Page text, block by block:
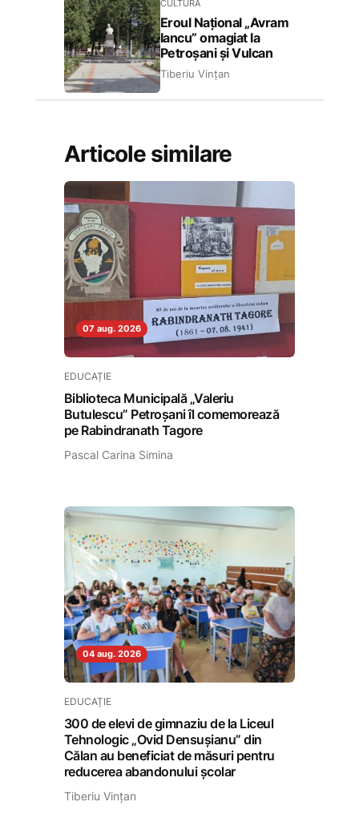
CULTURĂ
Eroul Național „Avram
Iancu” omagiat la
Petroșani și Vulcan
Tiberiu Vințan
Articole similare
07 aug. 2026
EDUCAȚIE
Biblioteca Municipală „Valeriu
Butulescu” Petroșani îl comemorează
pe Rabindranath Tagore
Pascal Carina Simina
04 aug. 2026
EDUCAȚIE
300 de elevi de gimnaziu de la Liceul
Tehnologic „Ovid Densușianu” din
Călan au beneficiat de măsuri pentru
reducerea abandonului școlar
Tiberiu Vințan